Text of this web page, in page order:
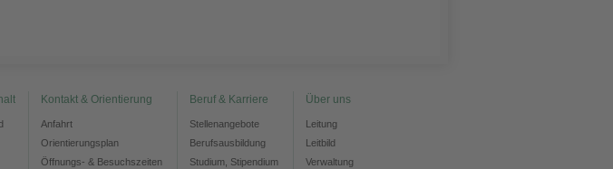
Kontakt & Orientierung
Anfahrt
Orientierungsplan
Öffnungs- & Besuchszeiten
Beruf & Karriere
Stellenangebote
Berufsausbildung
Studium, Stipendium
Über uns
Leitung
Leitbild
Verwaltung